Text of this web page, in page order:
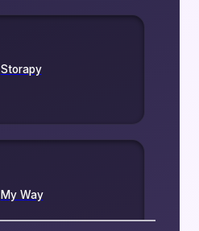
Storapy
My Way